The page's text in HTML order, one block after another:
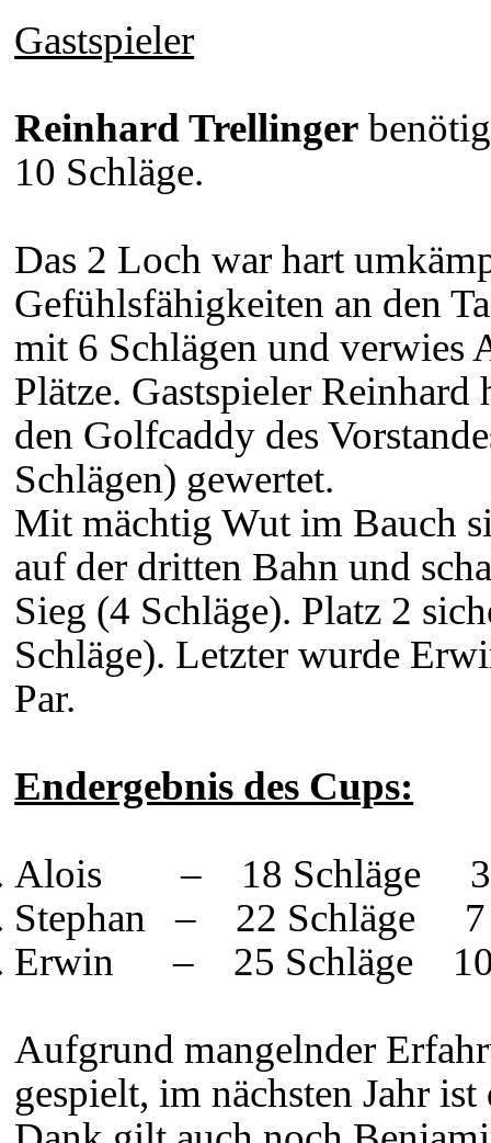
Gastspieler
Reinhard Trellinger
10 Schläge.
Das 2 Loch war hart
Gefühlsfähigkeiten an den
mit 6 Schlägen und verwies
Plätze. Gastspieler Reinhard
den Golfcaddy des
Schlägen) gewertet.
Mit mächtig Wut im Bauch
auf der dritten Bahn und
Sieg (4 Schläge). Platz 2
Schläge). Letzter wurde
Par.
Endergebnis des Cups:
Alois
–
18 Schläge 3
Stephan
–
22 Schläge 7
Erwin
–
25 Schläge
Aufgrund mangelnder
gespielt, im nächsten Jahr